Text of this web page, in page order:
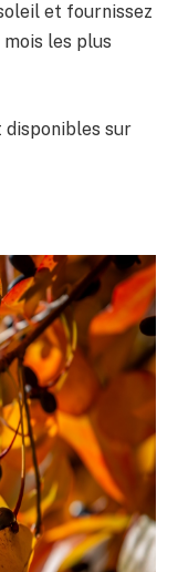
et fournissez
mois les plus
disponibles sur